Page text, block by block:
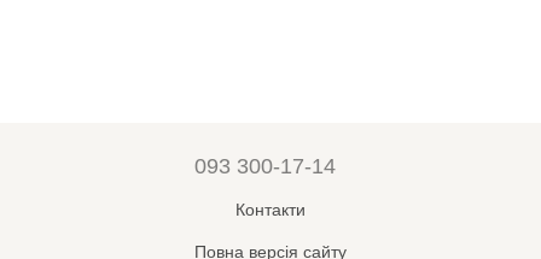
093 300-17-14
Контакти
Повна версія сайту